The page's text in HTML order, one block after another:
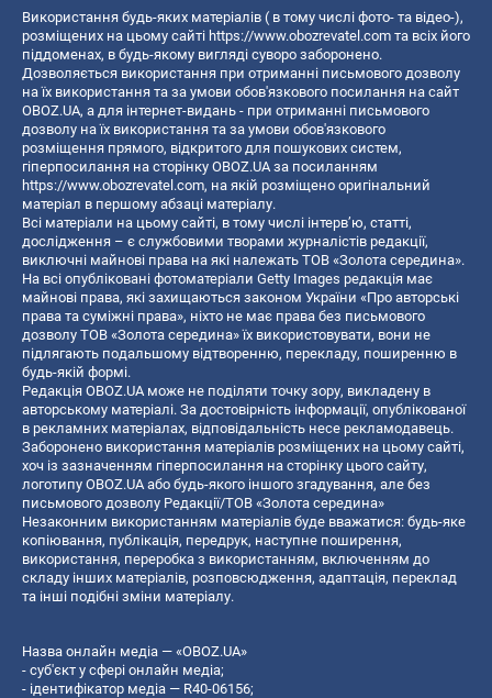
Використання будь-яких матеріалів ( в тому числі фото- та відео-),
розміщених на цьому сайті https://www.obozrevatel.com та всіх його
піддоменах, в будь-якому вигляді суворо заборонено.
Дозволяється використання при отриманні письмового дозволу
на їх використання та за умови обов'язкового посилання на сайт
OBOZ.UA, а для інтернет-видань - при отриманні письмового
дозволу на їх використання та за умови обов'язкового
розміщення прямого, відкритого для пошукових систем,
гіперпосилання на сторінку OBOZ.UA за посиланням
https://www.obozrevatel.com, на якій розміщено оригінальний
матеріал в першому абзаці матеріалу.
Всі матеріали на цьому сайті, в тому числі інтерв’ю, статті,
дослідження – є службовими творами журналістів редакції,
виключні майнові права на які належать ТОВ «Золота середина».
На всі опубліковані фотоматеріали Getty Images редакція має
майнові права, які захищаються законом України «Про авторські
права та суміжні права», ніхто не має права без письмового
дозволу ТОВ «Золота середина» їх використовувати, вони не
підлягають подальшому відтворенню, перекладу, поширенню в
будь-якій формі.
Редакція OBOZ.UA може не поділяти точку зору, викладену в
авторському матеріалі. За достовірність інформації, опублікованої
в рекламних матеріалах, відповідальність несе рекламодавець.
Заборонено використання матеріалів розміщених на цьому сайті,
хоч із зазначенням гіперпосилання на сторінку цього сайту,
логотипу OBOZ.UA або будь-якого іншого згадування, але без
письмового дозволу Редакції/ТОВ «Золота середина»
Незаконним використанням матеріалів буде вважатися: будь-яке
копiювання, публiкацiя, передрук, наступне поширення,
використання, переробка з використанням, включенням до
складу інших матеріалів, розповсюдження, адаптація, переклад
та інші подібні зміни матеріалу.
Назва онлайн медіа — «OBOZ.UA»
- суб'єкт у сфері онлайн медіа;
- ідентифікатор медіа — R40-06156;